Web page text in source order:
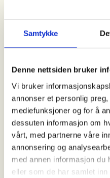
Samtykke
Denne nettsiden bruker
Vi bruker
annonser et personlig
mediefunksjoner og for å
dessuten informasjon om
vårt, med partnerne våre
annonsering og
med annen informasjon du
eller som de har samlet
treningssenter, og
oppgir at de ønsker å
så lite som ti minutter i
senket stressnivå og
Ganske åpenbart at
nytte av også i
Så vår oppfordring til
stortingsrepresentant,
boomen til å skape
befolkingen – og